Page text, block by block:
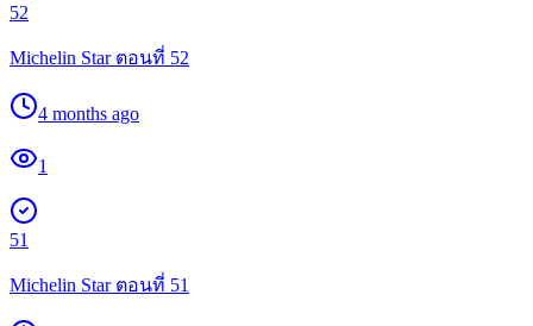
52
Michelin Star ตอนที่ 52
4 months ago
1
51
Michelin Star ตอนที่ 51